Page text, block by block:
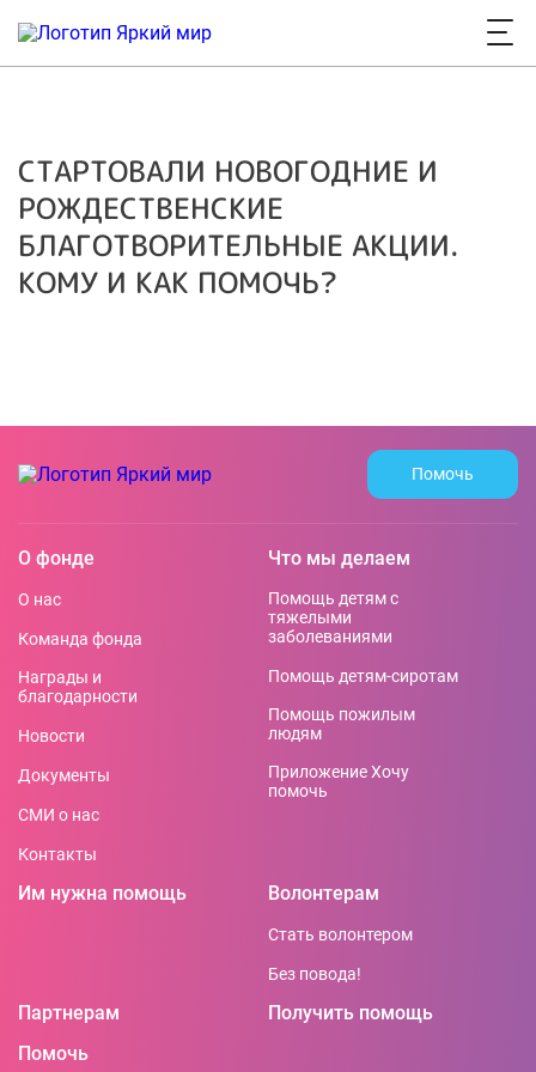
СТАРТОВАЛИ НОВОГОДНИЕ И
РОЖДЕСТВЕНСКИЕ
БЛАГОТВОРИТЕЛЬНЫЕ АКЦИИ.
КОМУ И КАК ПОМОЧЬ?
Помочь
О фонде
О нас
Команда фонда
Награды и
благодарности
Новости
Документы
СМИ о нас
Контакты
Что мы делаем
Помощь детям с
тяжелыми
заболеваниями
Помощь детям-сиротам
Помощь пожилым
людям
Приложение Хочу
помочь
Им нужна помощь Волонтерам
Стать волонтером
Без повода!
Партнерам
Получить помощь
Помочь